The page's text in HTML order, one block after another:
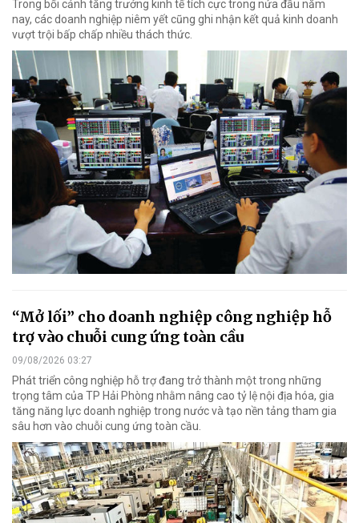
Trong bối cảnh tăng trưởng kinh tế tích cực trong nửa đầu năm
nay, các doanh nghiệp niêm yết cũng ghi nhận kết quả kinh doanh
vượt trội bấp chấp nhiều thách thức.
“Mở lối” cho doanh nghiệp công nghiệp hỗ
trợ vào chuỗi cung ứng toàn cầu
09/08/2026 03:27
Phát triển công nghiệp hỗ trợ đang trở thành một trong những
trọng tâm của TP Hải Phòng nhằm nâng cao tỷ lệ nội địa hóa, gia
tăng năng lực doanh nghiệp trong nước và tạo nền tảng tham gia
sâu hơn vào chuỗi cung ứng toàn cầu.